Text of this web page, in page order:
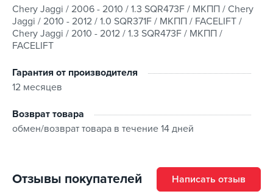
Chery Jaggi / 2006 - 2010 / 1.3 SQR473F / МКПП / Chery
Jaggi / 2010 - 2012 / 1.0 SQR371F / МКПП / FACELIFT /
Chery Jaggi / 2010 - 2012 / 1.3 SQR473F / МКПП /
FACELIFT
Гарантия от производителя
12 месяцев
Возврат товара
обмен/возврат товара в течение 14 дней
Отзывы покупателей Написать отзыв